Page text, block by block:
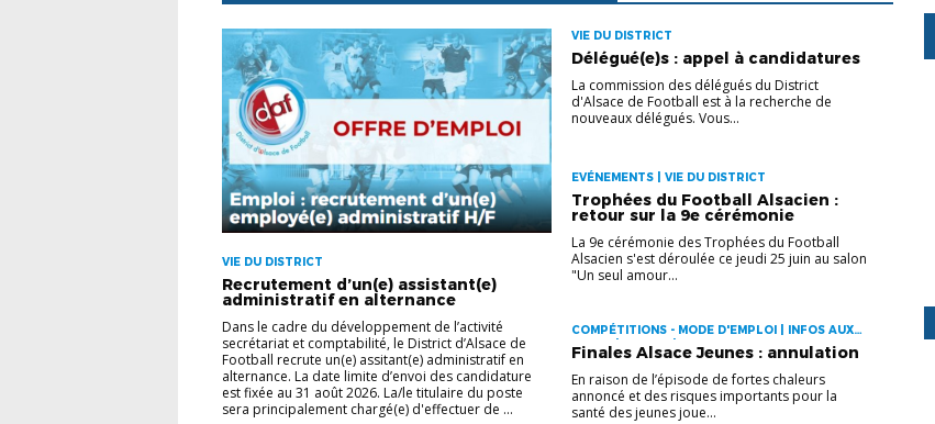
VIE DU DISTRICT
Recrutement d’un(e) assistant(e)
administratif en alternance
Dans le cadre du développement de l’activité
secrétariat et comptabilité, le District d’Alsace de
Football recrute un(e) assitant(e) administratif en
alternance. La date limite d’envoi des candidature
est fixée au 31 août 2026. La/le titulaire du poste
sera principalement chargé(e) d'effectuer de ...
VIE DU DISTRICT
Délégué(e)s : appel à candidatures
La commission des délégués du District
d'Alsace de Football est à la recherche de
nouveaux délégués. Vous...
EVÉNEMENTS | VIE DU DISTRICT
Trophées du Football Alsacien :
retour sur la 9e cérémonie
La 9e cérémonie des Trophées du Football
Alsacien s'est déroulée ce jeudi 25 juin au salon
"Un seul amour...
COMPÉTITIONS - MODE D'EMPLOI | INFOS AUX
CLUBS | JEUNES | VIE DU DISTRICT
Finales Alsace Jeunes : annulation
En raison de l’épisode de fortes chaleurs
annoncé et des risques importants pour la
santé des jeunes joue...